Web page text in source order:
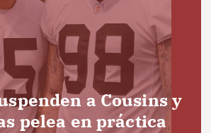
a Cousins y
pelea en práctica